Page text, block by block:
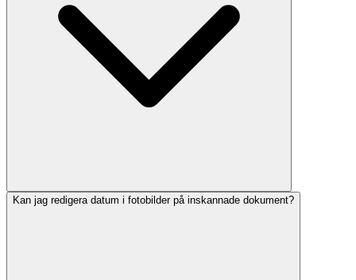
Kan jag redigera datum i fotobilder på inskannade dokument?